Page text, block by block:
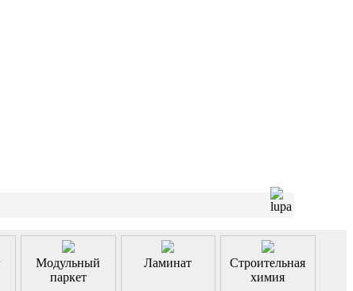
Модульный
паркет
Ламинат
Строительная
химия